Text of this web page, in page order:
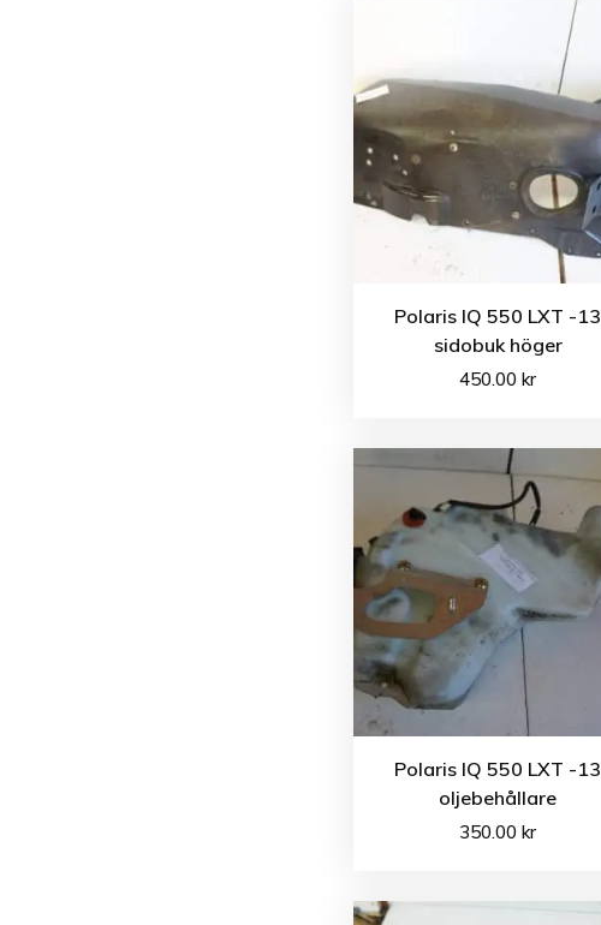
Polaris IQ 550 LXT -13
sidobuk höger
450.00kr
Polaris IQ 550 LXT -13
oljebehållare
350.00kr